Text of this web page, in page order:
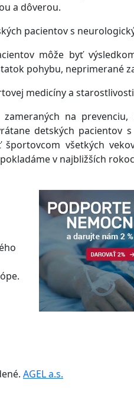
a dôverou.
pacientov s
môže byť
pohybu, neprimerané
medicíny a
na
detských pacientov
športovcom všetkých
v najbližších
AGEL a.s.